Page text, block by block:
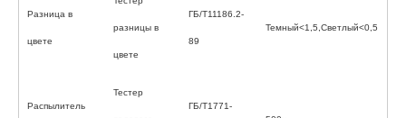
Разница в
цвете
разницы в
цвете
ГБ/Т11186.2-
89
Темный<1,5,Светлый<0,5
Распылитель
Тестер
ГБ/Т1771-